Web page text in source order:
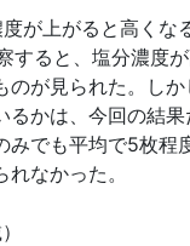
が上がると高くな
すると、塩分濃度が
のが見られた。し
るかは、今回の結
みでも平均で5枚程
なかった。